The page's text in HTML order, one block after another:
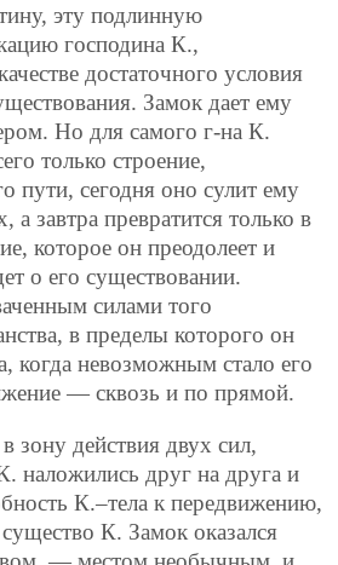
эту подлинную
господина К.,
достаточного условия
Замок дает ему
Но для самого г-на К.
только строение,
пути, сегодня оно сулит ему
завтра превратится только в
которое он преодолеет и
о его существовании.
силами того
в пределы которого он
когда невозможным стало его
— сквозь и по прямой.
зону действия двух сил,
наложились друг на друга и
К.–тела к передвижению,
К. Замок оказался